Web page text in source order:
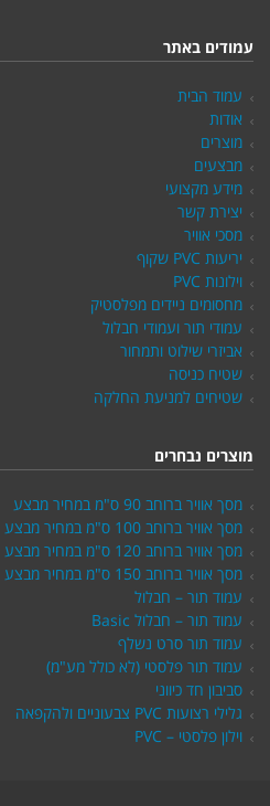
עמודים באתר
עמוד הבית
אודות
מוצרים
מבצעים
מידע מקצועי
יצירת קשר
מסכי אוויר
יריעות PVC שקוף
וילונות PVC
מחסומים ניידים מפלסטיק
עמודי תור ועמודי חבלול
אביזרי שילוט ותמחור
שטיח כניסה
שטיחים למניעת החלקה
מוצרים נבחרים
מסך אוויר ברוחב 90 ס"מ במחיר מבצע
מסך אוויר ברוחב 100 ס"מ במחיר מבצע
מסך אוויר ברוחב 120 ס"מ במחיר מבצע
מסך אוויר ברוחב 150 ס"מ במחיר מבצע
עמוד תור – חבלול
עמוד תור – חבלול Basic
עמוד תור סרט נשלף
עמוד תור פלסטי (לא כולל מע"מ)
סביבון חד כיווני
גלילי רצועות PVC צבעוניים ולהקפאה
וילון פלסטי – PVC